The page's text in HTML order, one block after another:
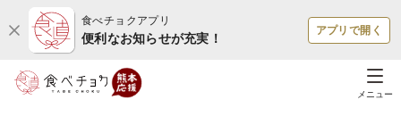
食べチョクアプリ
便利なお知らせが充実！
アプリで開く
メニュー